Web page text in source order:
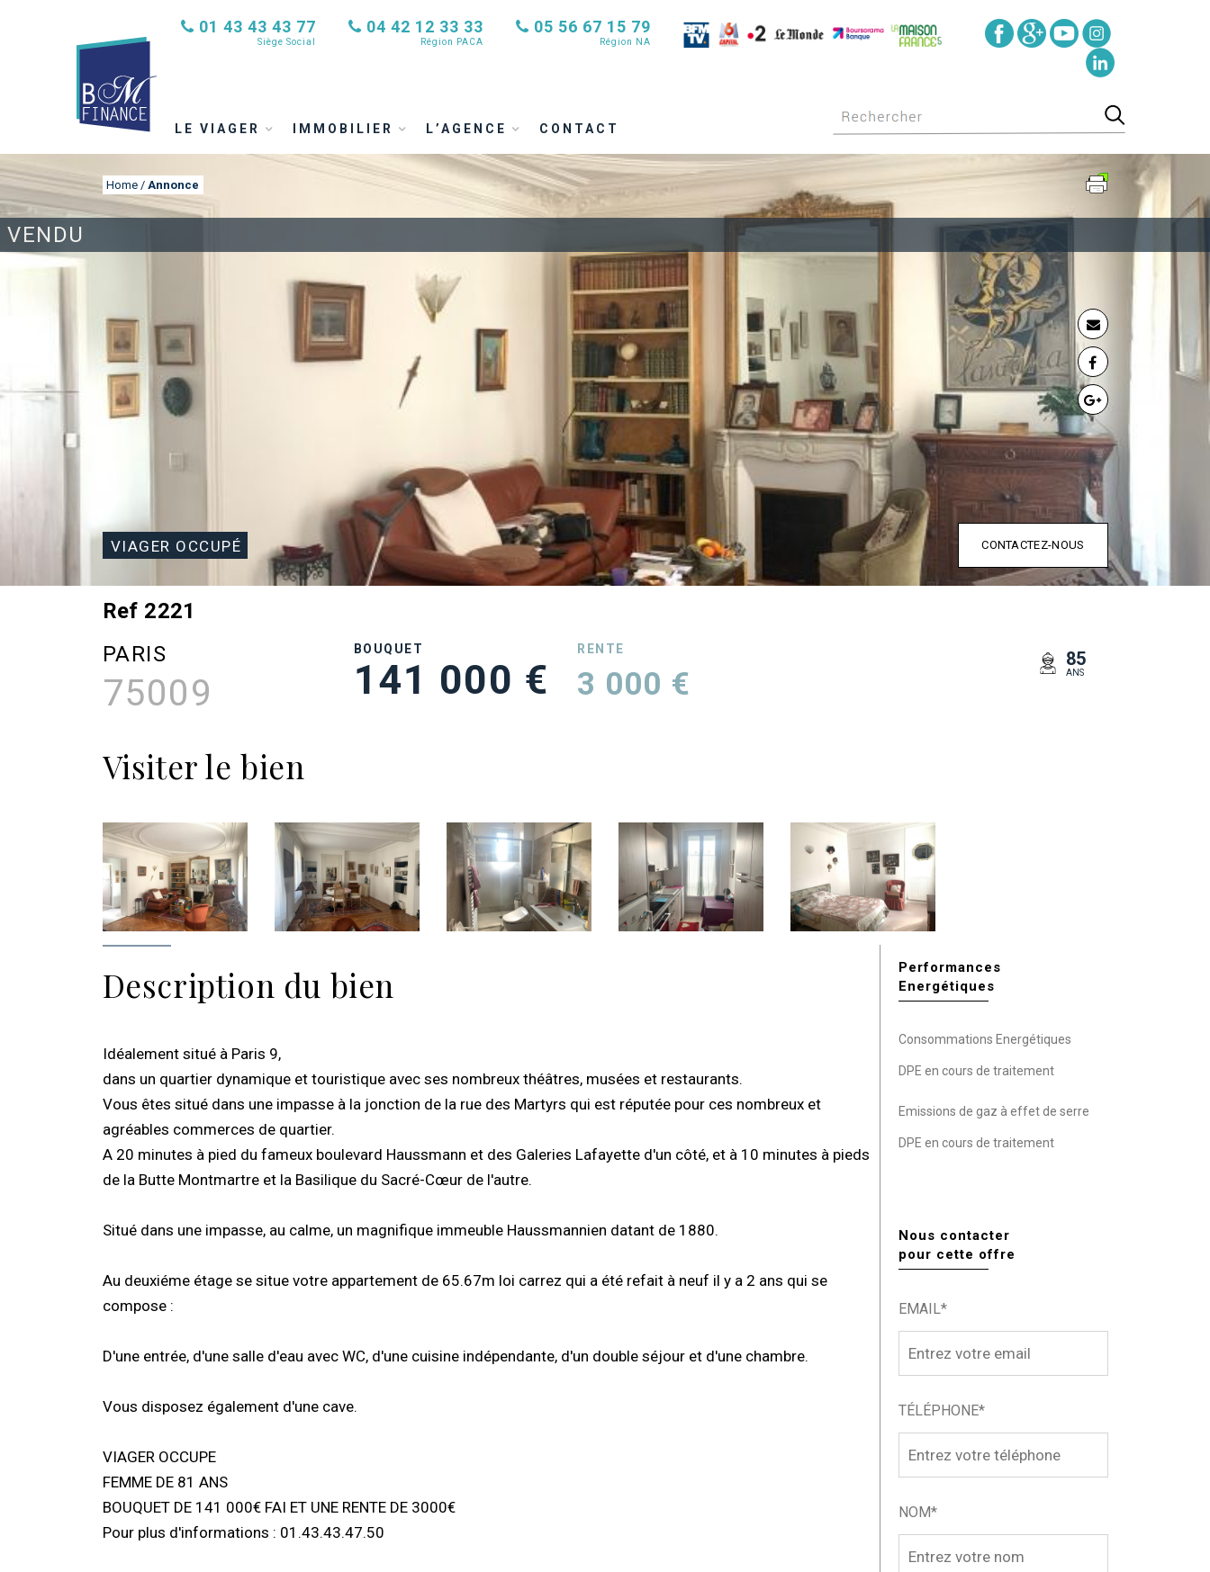
01 43 43 43 77
Siège Social
04 42 12 33 33
Région PACA
05 56 67 15 79
Région NA
LE VIAGER IMMOBILIER L’AGENCE CONTACT
VENDU
Home / Annonce
ANNONCE
VIAGER OCCUPÉ CONTACTEZ-NOUS
Ref 2221
PARIS
75009
BOUQUET
141 000 €
RENTE
3 000 €
85
ANS
Visiter le bien
Description du bien
Idéalement situé à Paris 9,
dans un quartier dynamique et touristique avec ses nombreux théâtres, musées et restaurants.
Vous êtes situé dans une impasse à la jonction de la rue des Martyrs qui est réputée pour ces nombreux et
agréables commerces de quartier.
A 20 minutes à pied du fameux boulevard Haussmann et des Galeries Lafayette d'un côté, et à 10 minutes à pieds
de la Butte Montmartre et la Basilique du Sacré-Cœur de l'autre.
Situé dans une impasse, au calme, un magnifique immeuble Haussmannien datant de 1880.
Au deuxiéme étage se situe votre appartement de 65.67m loi carrez qui a été refait à neuf il y a 2 ans qui se
compose :
D'une entrée, d'une salle d'eau avec WC, d'une cuisine indépendante, d'un double séjour et d'une chambre.
Vous disposez également d'une cave.
VIAGER OCCUPE
FEMME DE 81 ANS
BOUQUET DE 141 000€ FAI ET UNE RENTE DE 3000€
Pour plus d'informations : 01.43.43.47.50
Performances
Energétiques
Consommations Energétiques
DPE en cours de traitement
Emissions de gaz à effet de serre
DPE en cours de traitement
Nous contacter
pour cette offre
EMAIL*
TÉLÉPHONE*
NOM*